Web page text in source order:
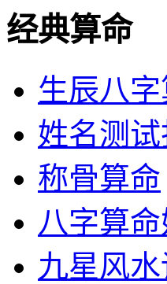
经典算命
生辰八
姓名测
称骨算命
八字算命
九星风